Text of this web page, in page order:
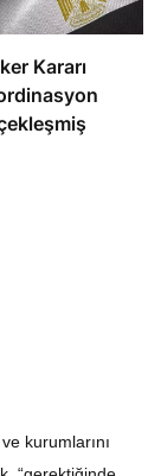
Kararı
kurumlarını
“gerektiğinde